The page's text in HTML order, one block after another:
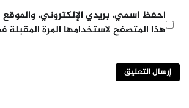
احفظ اسمي، بريدي الإلكتروني،
هذا المتصفح لاستخدامها المرة